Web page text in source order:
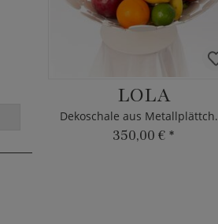
LOLA
350,00 € *